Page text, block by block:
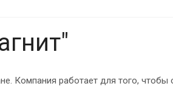
Компания работает для того,